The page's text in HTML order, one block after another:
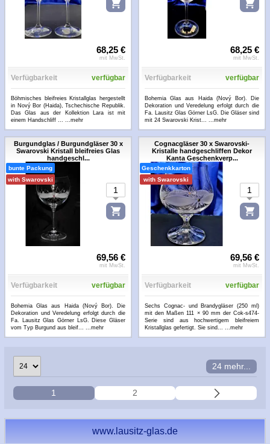
68,25 €
mit MwSt.
Verfügbarkeit verfügbar
Böhmisches bleifreies Kristallglas hergestellt
in Nový Bor (Haida), Tschechische Republik.
Das Glas aus der Kollektion Lara ist mit
einem Handschliff ... ...mehr
68,25 €
mit MwSt.
Verfügbarkeit verfügbar
Bohemia Glas aus Haida (Nový Bor). Die
Dekoration und Veredelung erfolgt durch die
Fa. Lausitz Glas Görner LsG. Die Gläser sind
mit 24 Swarovski Krist... ...mehr
Burgundglas / Burgundgläser 30 x
Swarovski Kristall bleifreies Glas
handgeschl...
bunte Packung
with Swarovski
69,56 €
mit MwSt.
Verfügbarkeit verfügbar
Bohemia Glas aus Haida (Nový Bor). Die
Dekoration und Veredelung erfolgt durch die
Fa. Lausitz Glas Görner LsG. Diese Gläser
vom Typ Burgund aus bleif... ...mehr
Cognacgläser 30 x Swarovski-
Kristalle handgeschliffen Dekor
Kanta Geschenkverp...
Geschenkkarton
with Swarovski
69,56 €
mit MwSt.
Verfügbarkeit verfügbar
Sechs Cognac- und Brandygläser (250 ml)
mit den Maßen 111 × 90 mm der Cok-s474-
Serie sind aus hochwertigem bleifreiem
Kristallglas gefertigt. Sie sind... ...mehr
24 mehr...
1 2
www.lausitz-glas.de